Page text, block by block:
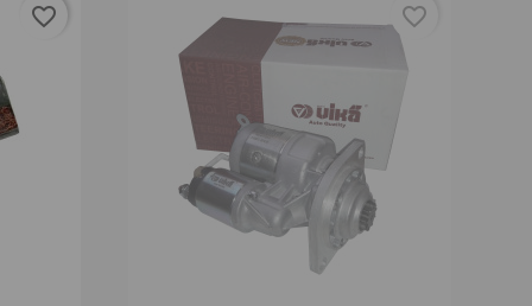
favorite_border favorite_border